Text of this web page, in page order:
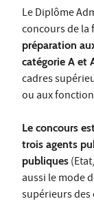
Le Diplôme
concours de la
préparation
catégorie A et
cadres
ou aux
Le concours
trois agents
publiques
aussi le mode
supérieurs des